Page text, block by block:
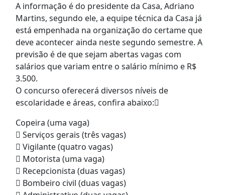
A informação é do presidente da Casa, Adriano
Martins, segundo ele, a equipe técnica da Casa já
está empenhada na organização do certame que
deve acontecer ainda neste segundo semestre. A
previsão é de que sejam abertas vagas com
salários que variam entre o salário mínimo e R$
3.500.
O concurso oferecerá diversos níveis de
escolaridade e áreas, confira abaixo:
Copeira (uma vaga)
 Serviços gerais (três vagas)
 Vigilante (quatro vagas)
 Motorista (uma vaga)
 Recepcionista (duas vagas)
 Bombeiro civil (duas vagas)